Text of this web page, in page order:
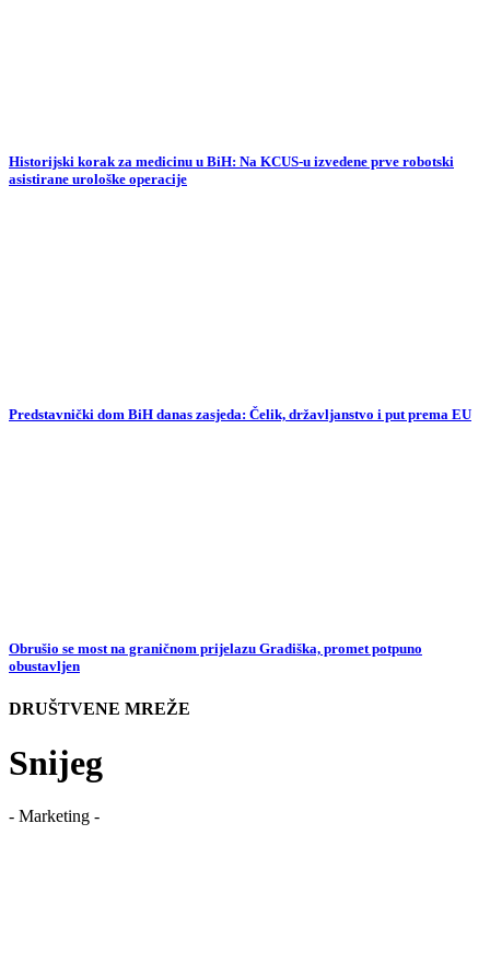
Historijski korak za medicinu u BiH: Na KCUS-u izvedene prve robotski
asistirane urološke operacije
Predstavnički dom BiH danas zasjeda: Čelik, državljanstvo i put prema EU
Obrušio se most na graničnom prijelazu Gradiška, promet potpuno
obustavljen
DRUŠTVENE MREŽE
Snijeg
- Marketing -